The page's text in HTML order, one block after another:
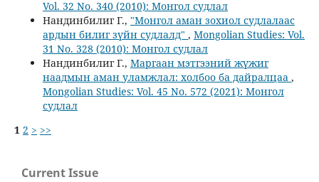
Vol. 32 No. 340 (2010): Монгол судлал
Нандинбилиг Г., "Монгол аман зохиол судлалаас
ардын билиг зүйн судлалд" , Mongolian Studies: Vol.
31 No. 328 (2010): Монгол судлал
Нандинбилиг Г., Маргаан мэтгээний жүжиг
наадмын аман уламжлал: холбоо ба дайралцаа ,
Mongolian Studies: Vol. 45 No. 572 (2021): Монгол
судлал
1 2 > >>
Current Issue